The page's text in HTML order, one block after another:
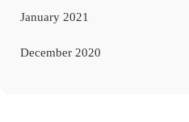
January 2021
December 2020